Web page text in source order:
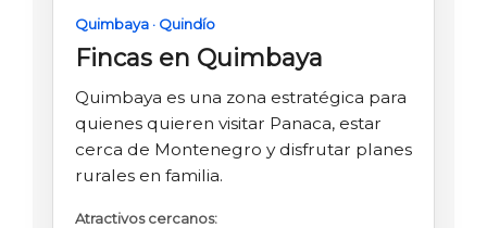
Quimbaya · Quindío
Fincas en Quimbaya
Quimbaya es una zona estratégica para
quienes quieren visitar Panaca, estar
cerca de Montenegro y disfrutar planes
rurales en familia.
Atractivos cercanos: